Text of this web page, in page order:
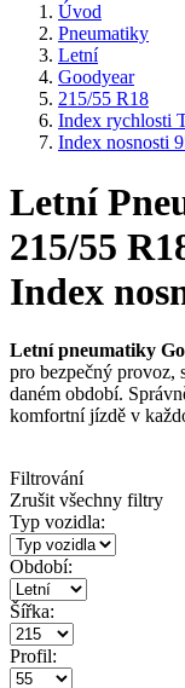
Úvod
Pneumatiky
Letní
Goodyear
215/55 R18
Index rychlosti
Index nosnosti
Letní
215/55
Index
Letní pneumatiky
pro bezpečný provoz,
daném období.
komfortní jízdě v
Filtrování
Zrušit všechny filtry
Typ vozidla:
Období:
Šířka:
Profil: